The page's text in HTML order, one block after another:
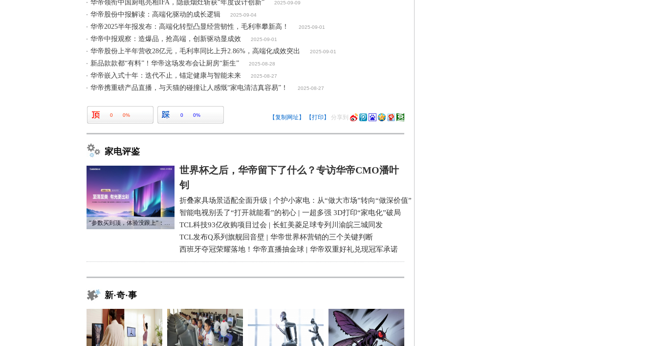
华帝领衔中国厨电亮相IFA，隐嵌烟灶斩获“年度设计创新” 2025-09-09
华帝股份中报解读：高端化驱动的成长逻辑 2025-09-04
华帝2025半年报发布：高端化转型凸显经营韧性，毛利率攀新高！ 2025-09-01
华帝中报观察：造爆品，抢高端，创新驱动显成效 2025-09-01
华帝股份上半年营收28亿元，毛利率同比上升2.86%，高端化成效突出 2025-09-01
新品款款都“有料”！华帝这场发布会让厨房“新生” 2025-08-28
华帝嵌入式十年：迭代不止，锚定健康与智能未来 2025-08-27
华帝携重磅产品直播，与天猫的碰撞让人感慨“家电清洁真容易”！ 2025-08-27
0 0% 0 0% 【复制网址】 【打印】 分享到
家电评鉴
“参数买到顶，体验没跟上“：长虹追光Q70S给高端电视打了个样
世界杯之后，华帝留下了什么？专访华帝CMO潘叶
钊
折叠家具场景适配全面升级 | 个护小家电：从“做大市场”转向“做深价值”
智能电视别丢了“打开就能看”的初心 | 一超多强 3D打印“家电化”破局
TCL科技93亿收购项目过会 | 长虹美菱足球专列川渝皖三城同发
TCL发布Q系列旗舰回音壁 | 华帝世界杯营销的三个关键判断
西班牙夺冠荣耀落地！华帝直播抽金球 | 华帝双重好礼兑现冠军承诺
新·奇·事